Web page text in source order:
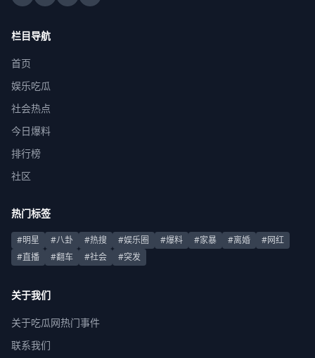
栏目导航
首页
娱乐吃瓜
社会热点
今日爆料
排行榜
社区
热门标签
#明星 #八卦 #热搜 #娱乐圈 #爆料 #家暴 #离婚
#网红
#直播
#翻车 #社会 #突发
关于我们
关于吃瓜网热门事件
联系我们